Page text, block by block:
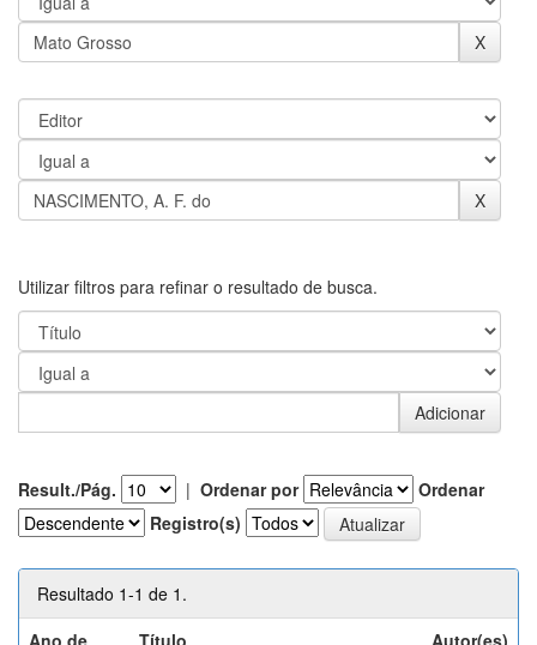
Utilizar filtros para refinar o resultado de busca.
Result./Pág. | Ordenar por
Ordenar
Registro(s)
Resultado 1-1 de 1.
Ano de
Título Autor(es)